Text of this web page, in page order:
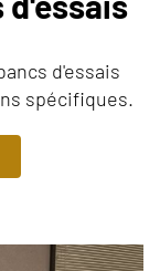
d'essais
spécifiques.